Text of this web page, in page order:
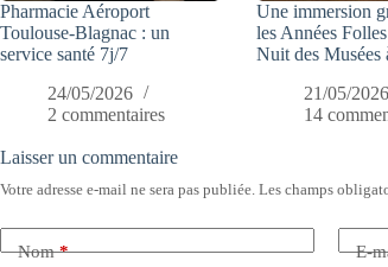
Pharmacie Aéroport
Toulouse-Blagnac : un
service santé 7j/7
24/05/2026
2 commentaires
Une immersion
les Années
Nuit des Musées
21/05/2026
14
Laisser un commentaire
Votre adresse e-mail ne sera pas publiée. Les champs
Nom* E-